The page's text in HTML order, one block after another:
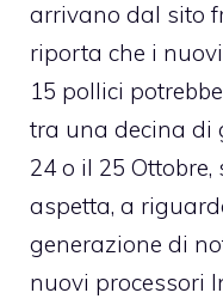
arrivano dal sito
riporta che i
15 pollici
tra una decina di
24 o il 25
aspetta, a
generazione di
nuovi processori